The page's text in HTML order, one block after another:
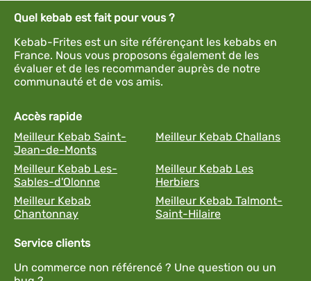
Quel kebab est fait pour vous ?
Kebab-Frites est un site référençant les kebabs en
France. Nous vous proposons également de les
évaluer et de les recommander auprès de notre
communauté et de vos amis.
Accès rapide
Meilleur Kebab Saint-
Jean-de-Monts
Meilleur Kebab Challans
Meilleur Kebab Les-
Sables-d'Olonne
Meilleur Kebab Les
Herbiers
Meilleur Kebab
Chantonnay
Meilleur Kebab Talmont-
Saint-Hilaire
Service clients
Un commerce non référencé ? Une question ou un